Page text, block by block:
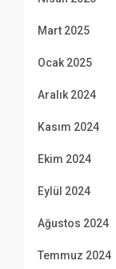
Mart 2025
Ocak 2025
Aralık 2024
Kasım 2024
Ekim 2024
Eylül 2024
Ağustos 2024
Temmuz 2024